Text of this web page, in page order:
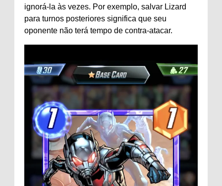
ignorá-la às vezes. Por exemplo, salvar Lizard
para turnos posteriores significa que seu
oponente não terá tempo de contra-atacar.